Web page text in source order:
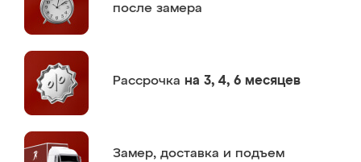
после замера
Рассрочка на 3, 4, 6 месяцев
Замер, доставка и подъем